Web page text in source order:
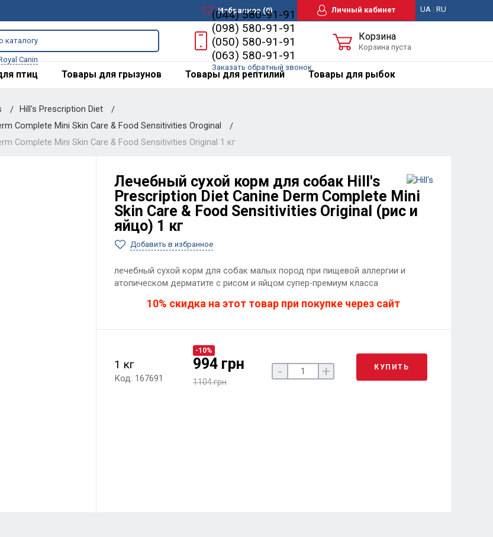
Избранное(0) Личный кабинет UA| RU
Canin
(044) 580-91-91
(098) 580-91-91
(050) 580-91-91
(063) 580-91-91
Заказать обратный звонок
Корзина
Корзина пуста
птиц Товары для грызунов Товары для рептилий Товары для рыбок
Hill's Prescription Diet
Complete Mini Skin Care & Food Sensitivities Oroginal
Complete Mini Skin Care & Food Sensitivities Original 1 кг
Лечебный сухой корм для собак Hill's
Prescription Diet Canine Derm Complete Mini
Skin Care & Food Sensitivities Original (рис и
яйцо) 1 кг
Добавить в избранное
лечебный сухой корм для собак малых пород при пищевой аллергии и
атопическом дерматите с рисом и яйцом супер-премиум класса
10% скидка на этот товар при покупке через сайт
1 кг
Код: 167691
-10%
994 грн
1104 грн
- + КУПИТЬ